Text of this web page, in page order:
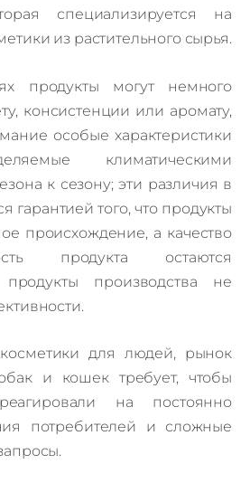
специализируется на
из растительного сырья.
продукты могут немного
консистенции или аромату,
особые характеристики
климатическими
к сезону; эти различия в
гарантией того, что продукты
происхождение, а качество
продукта остаются
производства не
для людей, рынок
и кошек требует, чтобы
на постоянно
потребителей и сложные